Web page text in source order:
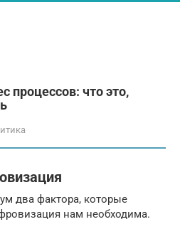
процессов: что это,
два фактора, которые
нам необходима.